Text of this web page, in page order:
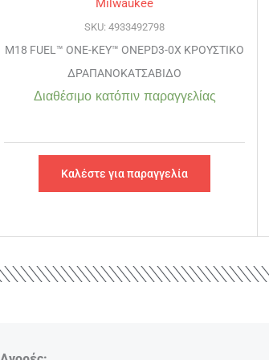
Milwaukee
SKU: 4933492798
M18 FUEL™ ONE-KEY™ ONEPD3-0X ΚΡΟΥΣΤΙΚΟ
ΔΡΑΠΑΝΟΚΑΤΣΑΒΙΔΟ
Διαθέσιμο κατόπιν παραγγελίας
Καλέστε για παραγγελία